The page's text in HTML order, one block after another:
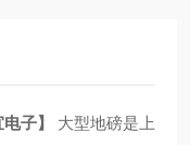
子】 大型地磅是上